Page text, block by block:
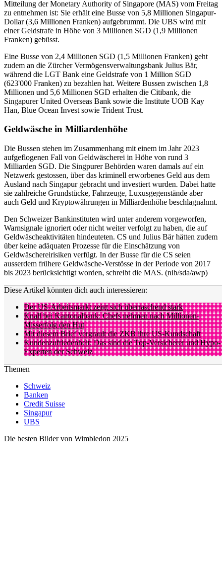
Mitteilung der Monetary Authority of Singapore (MAS) vom Freitag
zu entnehmen ist: Sie erhält eine Busse von 5,8 Millionen Singapur-
Dollar (3,6 Millionen Franken) aufgebrummt. Die UBS wird mit
einer Geldstrafe in Höhe von 3 Millionen SGD (1,9 Millionen
Franken) gebüsst.
Eine Busse von 2,4 Millionen SGD (1,5 Millionen Franken) geht
zudem an die Zürcher Vermögensverwaltungsbank Julius Bär,
während die LGT Bank eine Geldstrafe von 1 Million SGD
(623'000 Franken) zu bezahlen hat. Weitere Bussen zwischen 1,8
Millionen und 5,6 Millionen SGD erhalten die Citibank, die
Singapurer United Overseas Bank sowie die Institute UOB Kay
Han, Blue Ocean Invest sowie Trident Trust.
Geldwäsche in Milliardenhöhe
Die Bussen stehen im Zusammenhang mit einem im Jahr 2023
aufgeflogenen Fall von Geldwäscherei in Höhe von rund 3
Milliarden SGD. Die Singpurer Behörden waren damals auf ein
Netzwerk gestossen, über das kriminell erworbenes Geld aus dem
Ausland nach Singapur gebracht und investiert wurden. Dabei hatte
sie zahlreiche Grundstücke, Fahrzeuge, Luxusgegenstände aber
auch Geld und Kryptowährungen in Milliardenhöhe beschlagnahmt.
Den Schweizer Bankinstituten wird unter anderem vorgeworfen,
Warnsignale ignoriert oder nicht weiter verfolgt zu haben, die auf
Geldwäscheaktivitäten hindeuteten. CS und Julius Bär hätten zudem
über keine adäquaten Prozesse für die Einschätzung von
Geldwäschereirisiken verfügt. In der Busse für die CS seien
ausserdem frühere Geldwäsche-Verstösse in der Periode von 2017
bis 2023 berücksichtigt worden, schreibt die MAS. (nib/sda/awp)
Diese Artikel könnten dich auch interessieren:
Der US-Arbeitsmarkt zeigt sich überraschend stark
Knall bei Kantonalbank: Chefs nehmen nach Millionen-
Misserfolg den Hut
Mit diesem Brief vergrault die ZKB ihre US-Kundschaft
Kundenzufriedenheit: Das sind die Top-Versicherer und Hypo-
Experten der Schweiz
Themen
Schweiz
Banken
Credit Suisse
Singapur
UBS
Die besten Bilder von Wimbledon 2025